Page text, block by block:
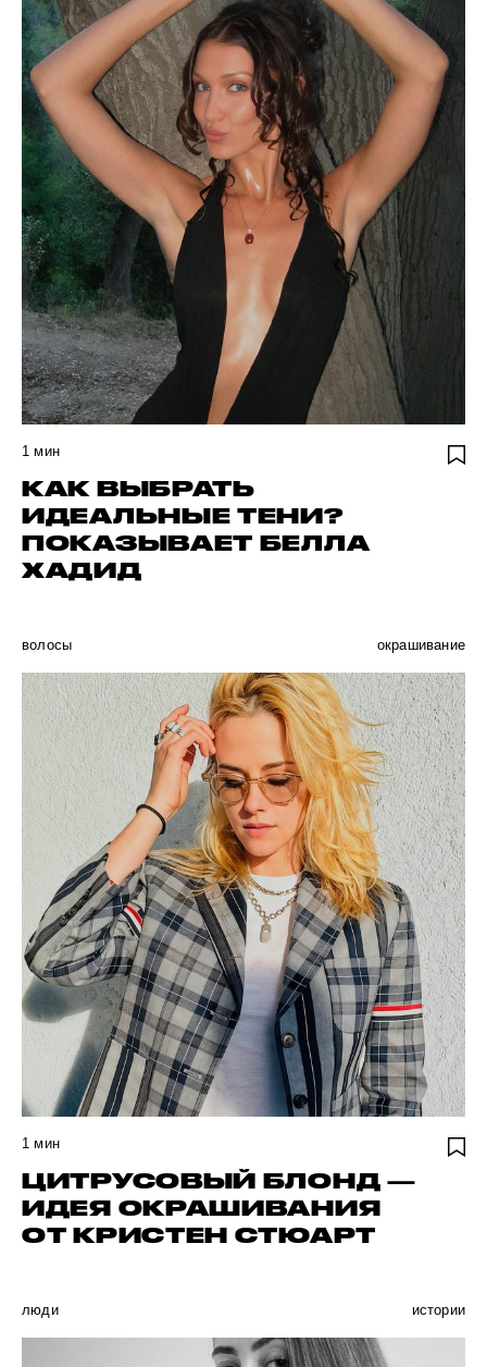
1 мин
КАК ВЫБРАТЬ
ИДЕАЛЬНЫЕ ТЕНИ?
ПОКАЗЫВАЕТ БЕЛЛА
ХАДИД
волосы окрашивание
1 мин
ЦИТРУСОВЫЙ БЛОНД —
ИДЕЯ ОКРАШИВАНИЯ
ОТ КРИСТЕН СТЮАРТ
люди истории